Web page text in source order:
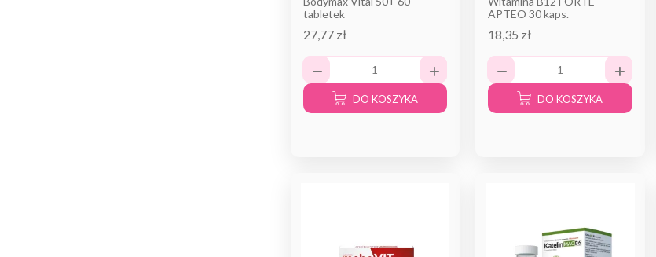
tabletek
27,77 zł
DO KOSZYKA
APTEO 30 kaps.
18,35 zł
DO KOSZYKA